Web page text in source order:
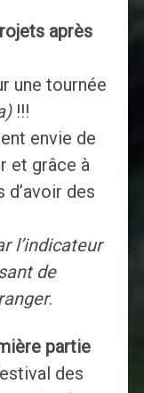
après
une tournée
!!!
envie de
et grâce à
d’avoir des
l’indicateur
de
.
partie
des